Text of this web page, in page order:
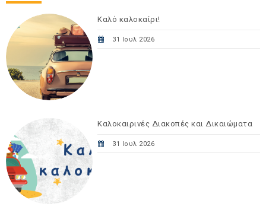
Καλό καλοκαίρι!
31 Ιουλ 2026
Καλοκαιρινές Διακοπές και Δικαιώματα
31 Ιουλ 2026